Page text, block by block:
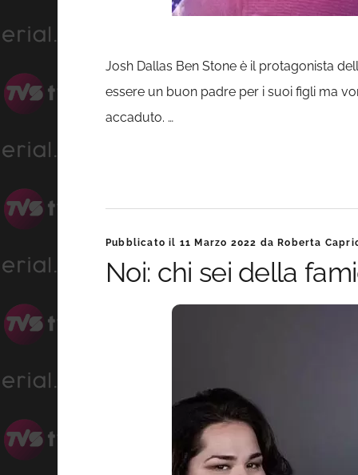
Josh Dallas Ben Stone è il protagonista
essere un buon padre per i suoi figli ma
accaduto. …
Pubblicato il 11 Marzo 2022 da Roberta
Noi: chi sei della